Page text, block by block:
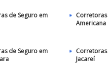
de Seguro em
Corretoras
Americana
de Seguro em
Corretoras
Jacareí